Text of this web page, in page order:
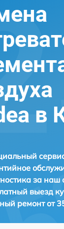
в
за наш
выезд
ремонтот